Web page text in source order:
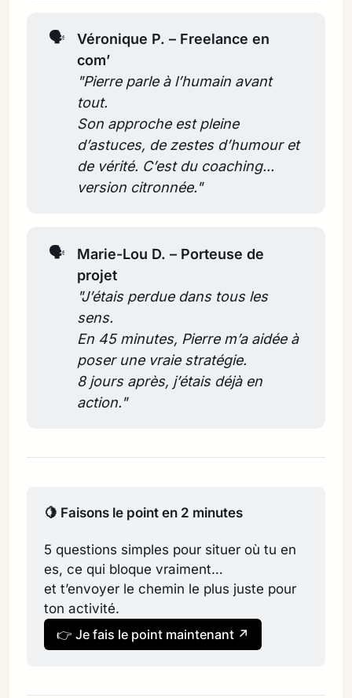
🗣️
Véronique P. – Freelance en
com’
"Pierre parle à l’humain avant
tout.
Son approche est pleine
d’astuces, de zestes d’humour et
de vérité. C’est du coaching...
version citronnée."
🗣️
Marie-Lou D. – Porteuse de
projet
"J’étais perdue dans tous les
sens.
En 45 minutes, Pierre m’a aidée à
poser une vraie stratégie.
8 jours après, j’étais déjà en
action."
🍋 Faisons le point en 2 minutes
5 questions simples pour situer où tu en
es, ce qui bloque vraiment…
et t’envoyer le chemin le plus juste pour
ton activité.
👉 Je fais le point maintenant ↗